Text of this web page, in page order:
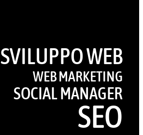
SVILUPPO WEB
WEB MARKETING
SOCIAL MANAGER
SEO